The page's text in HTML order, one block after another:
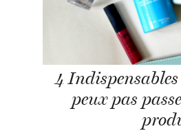
4
peux pas